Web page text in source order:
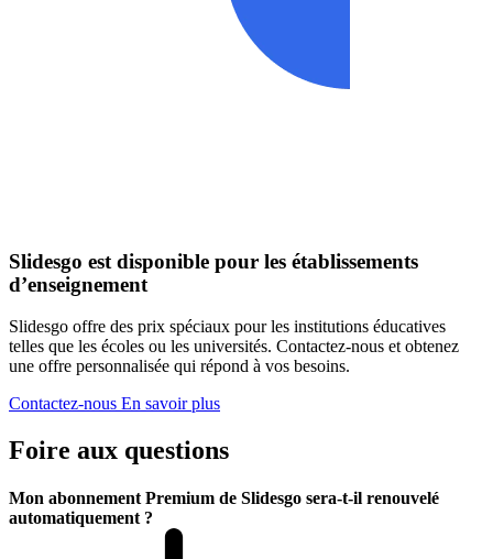
Slidesgo est disponible pour les établissements
d’enseignement
Slidesgo offre des prix spéciaux pour les institutions éducatives
telles que les écoles ou les universités. Contactez-nous et obtenez
une offre personnalisée qui répond à vos besoins.
Contactez-nous En savoir plus
Foire aux questions
Mon abonnement Premium de Slidesgo sera-t-il renouvelé
automatiquement ?